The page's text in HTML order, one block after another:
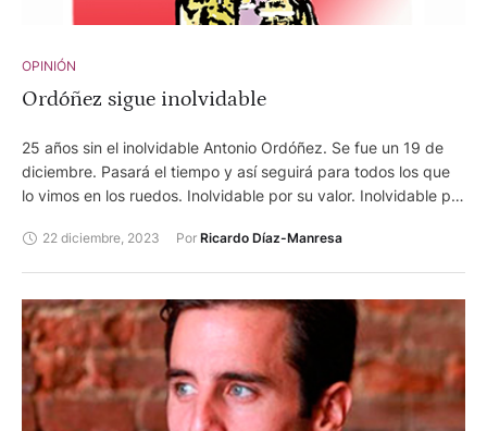
OPINIÓN
Ordóñez sigue inolvidable
25 años sin el inolvidable Antonio Ordóñez. Se fue un 19 de
diciembre. Pasará el tiempo y así seguirá para todos los que
lo vimos en los ruedos. Inolvidable por su valor. Inolvidable por
especialmente, por llenar el escenario con su sola presencia,
su figura, su personalidad, sus movimientos. Nada menos que
después…
22 diciembre, 2023 Por Ricardo Díaz-Manresa